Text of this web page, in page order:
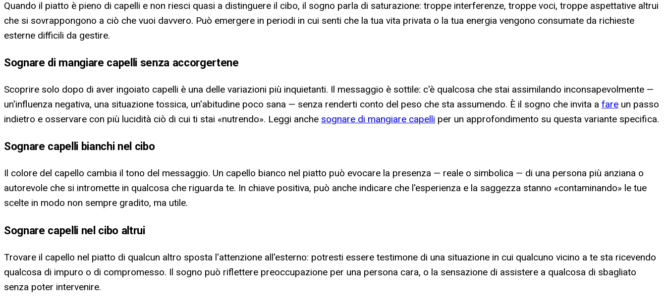
Quando il piatto è pieno di capelli e non riesci quasi a distinguere il cibo, il sogno parla di saturazione: troppe interferenze, troppe voci, troppe aspettative altrui
che si sovrappongono a ciò che vuoi davvero. Può emergere in periodi in cui senti che la tua vita privata o la tua energia vengono consumate da richieste
esterne difficili da gestire.
Sognare di mangiare capelli senza accorgertene
Scoprire solo dopo di aver ingoiato capelli è una delle variazioni più inquietanti. Il messaggio è sottile: c'è qualcosa che stai assimilando inconsapevolmente —
un'influenza negativa, una situazione tossica, un'abitudine poco sana — senza renderti conto del peso che sta assumendo. È il sogno che invita a fare un passo
indietro e osservare con più lucidità ciò di cui ti stai «nutrendo». Leggi anche sognare di mangiare capelli per un approfondimento su questa variante specifica.
Sognare capelli bianchi nel cibo
Il colore del capello cambia il tono del messaggio. Un capello bianco nel piatto può evocare la presenza — reale o simbolica — di una persona più anziana o
autorevole che si intromette in qualcosa che riguarda te. In chiave positiva, può anche indicare che l'esperienza e la saggezza stanno «contaminando» le tue
scelte in modo non sempre gradito, ma utile.
Sognare capelli nel cibo altrui
Trovare il capello nel piatto di qualcun altro sposta l'attenzione all'esterno: potresti essere testimone di una situazione in cui qualcuno vicino a te sta ricevendo
qualcosa di impuro o di compromesso. Il sogno può riflettere preoccupazione per una persona cara, o la sensazione di assistere a qualcosa di sbagliato
senza poter intervenire.